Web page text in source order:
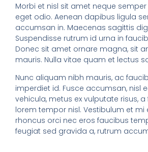
Morbi et nisl sit amet neque
eget odio. Aenean dapibus ligula
accumsan in. Maecenas sagittis
Suspendisse rutrum id urna in
Donec sit amet ornare magna, sit
mauris. Nulla vitae quam et lectus
Nunc aliquam nibh mauris, ac
imperdiet id. Fusce accumsan, nisl
vehicula, metus ex vulputate risus,
lorem tempor nisl. Vestibulum et mi
rhoncus orci nec eros faucibus
feugiat sed gravida a, rutrum